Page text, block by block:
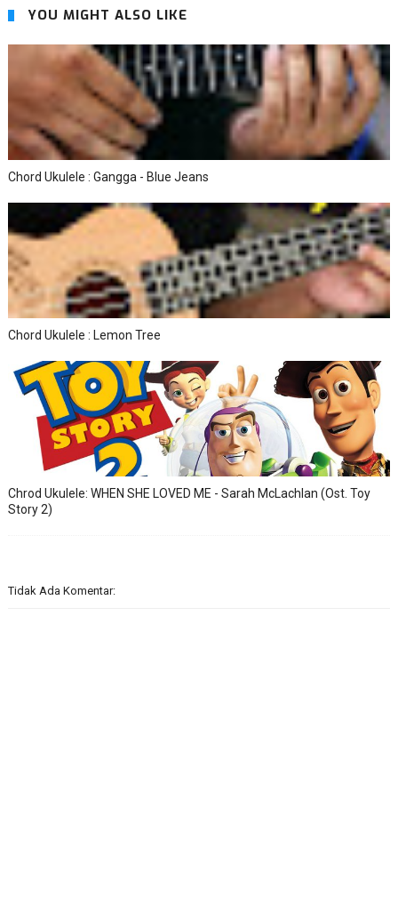
YOU MIGHT ALSO LIKE
Chord Ukulele : Gangga - Blue Jeans
Chord Ukulele : Lemon Tree
Chrod Ukulele: WHEN SHE LOVED ME - Sarah McLachlan (Ost. Toy
Story 2)
Tidak Ada Komentar: